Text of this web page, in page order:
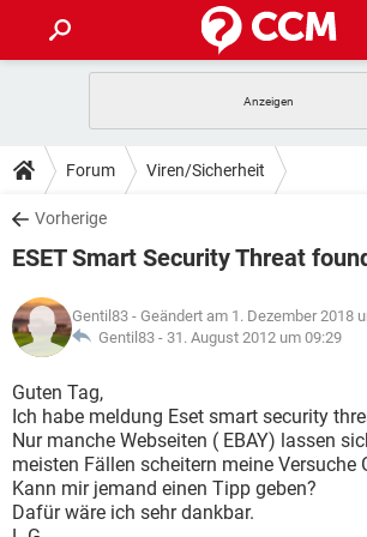
ANDROID
WINDOWS 10
WHATSAPP TIKTOK
FACEBOOK
TIPPS & TRICKS
SPIELE
WHATSAPP TIKTOK
FACEBOOK
DOWNLOADS
SPIELE STREAMING
ANDROID
WINDOWS 10 INSTAGRAM
WHATSAPP
FACEBOOK HARDWARE
SPIELE STREAMING
ANDROID
WINDOWS 10
WHATSAPP TIKTOK
FACEBOOK HARDWARE
LEXIKON
SPIELE
ANDROID IOS
WINDOWS 10 INSTAGRAM
WHATSAPP
Forum Viren/Sicherheit
Vorherige
ESET Smart Security Threat
Gentil83 - Geändert am 1. Dezember 2018
Gentil83 - 31. August 2012 um 09:29
Guten Tag,
Ich habe meldung Eset smart security
Nur manche Webseiten ( EBAY) lassen
meisten Fällen scheitern meine Versuche
Kann mir jemand einen Tipp geben?
Dafür wäre ich sehr dankbar.